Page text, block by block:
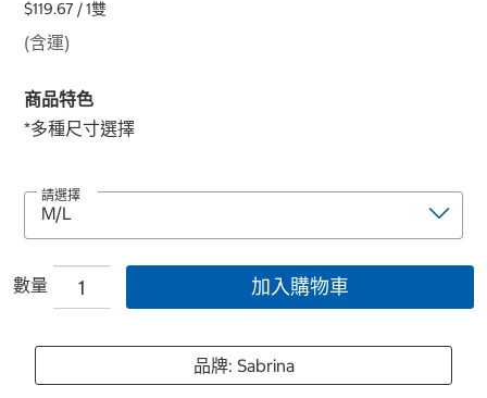
$119.67 / 1雙
(含運)
商品特色
*多種尺寸選擇
請選擇
數量 加入購物車
品牌: Sabrina